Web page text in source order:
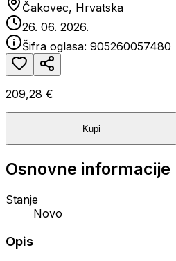
Čakovec, Hrvatska
26. 06. 2026.
Šifra oglasa: 905260057480
209,28 €
Kupi
Osnovne informacije
Stanje
Novo
Opis